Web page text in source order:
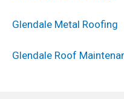
Glendale Metal Roofing
Glendale Roof